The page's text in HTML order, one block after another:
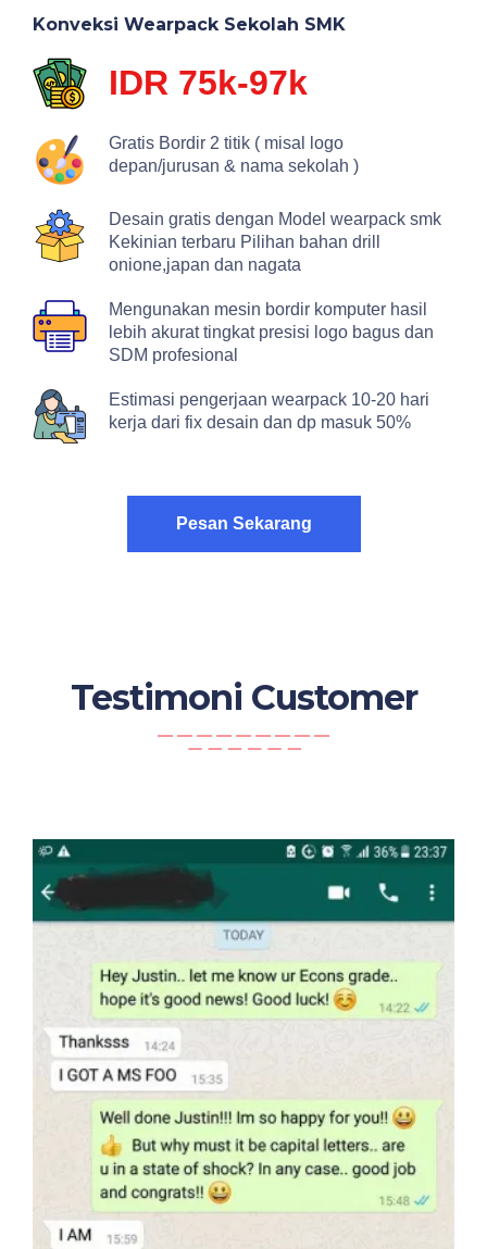
Konveksi Wearpack Sekolah SMK
IDR 75k-97k
Gratis Bordir 2 titik ( misal logo
depan/jurusan & nama sekolah )
Desain gratis dengan Model wearpack smk
Kekinian terbaru Pilihan bahan drill
onione,japan dan nagata
Mengunakan mesin bordir komputer hasil
lebih akurat tingkat presisi logo bagus dan
SDM profesional
Estimasi pengerjaan wearpack 10-20 hari
kerja dari fix desain dan dp masuk 50%
Pesan Sekarang
Testimoni Customer